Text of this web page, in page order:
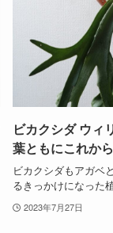
ビカクシダ ウィ
葉ともにこれか
ビカクシダもアガベ
るきっかけになった
2023年7月27日